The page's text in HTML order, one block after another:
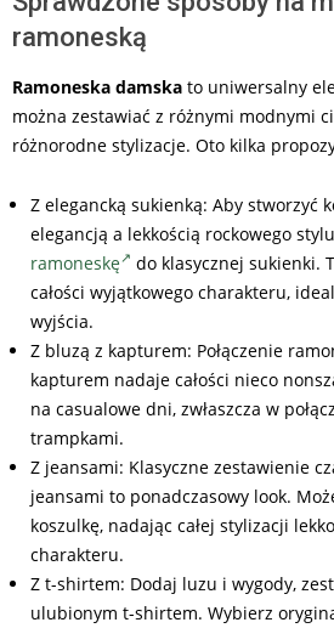
ramoneską
Ramoneska damska to uniwersalny
można zestawiać z różnymi modnymi
różnorodne stylizacje. Oto kilka
Z elegancką sukienką: Aby stworzyć
elegancją a lekkością rockowego
ramoneskę
do klasycznej sukienki.
całości wyjątkowego charakteru,
wyjścia.
Z bluzą z kapturem: Połączenie
kapturem nadaje całości nieco
na casualowe dni, zwłaszcza w
trampkami.
Z jeansami: Klasyczne zestawienie
jeansami to ponadczasowy look.
koszulkę, nadając całej stylizacji
charakteru.
Z t-shirtem: Dodaj luzu i wygody,
ulubionym t-shirtem. Wybierz